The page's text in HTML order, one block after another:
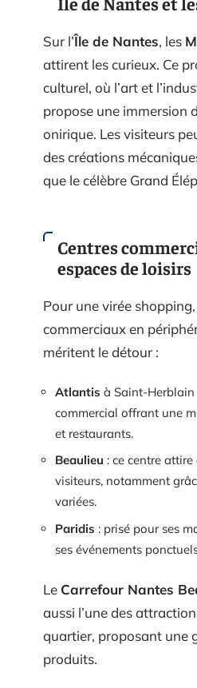
Sur l’Île de Nantes, les
attirent les curieux. Ce
culturel, où l’art et
propose une immersion
onirique. Les visiteurs
des créations
que le célèbre Grand
Centres
espaces de loisirs
Pour une virée
commerciaux en
méritent le détour :
Atlantis à Saint-Herblain
commercial offrant une
et restaurants.
Beaulieu : ce centre
visiteurs, notamment
variées.
Paridis : prisé pour ses
ses événements
Le Carrefour Nantes
aussi l’une des
quartier, proposant une
produits.